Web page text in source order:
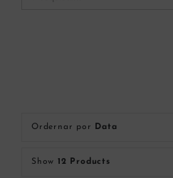
Ordernar por Data
Show 12 Products